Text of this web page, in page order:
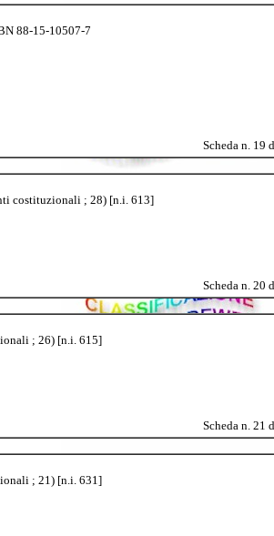
88-15-10507-7
Scheda n. 19
costituzionali ; 28) [n.i. 613]
Scheda n. 20
; 26) [n.i. 615]
Scheda n. 21
; 21) [n.i. 631]